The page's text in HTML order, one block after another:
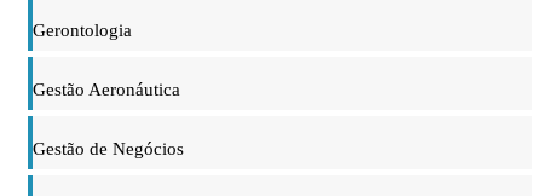
Gerontologia
Gestão Aeronáutica
Gestão de Negócios